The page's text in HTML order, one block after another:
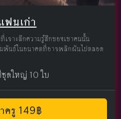
ฟนเก่า
เจาะลึกความรู้สึกของเขาคนนั้น
พันธ์ในอนาคตที่อาจพลิกผันไปตลอด
ดใหญ่ 10 ใบ
ครู 149฿